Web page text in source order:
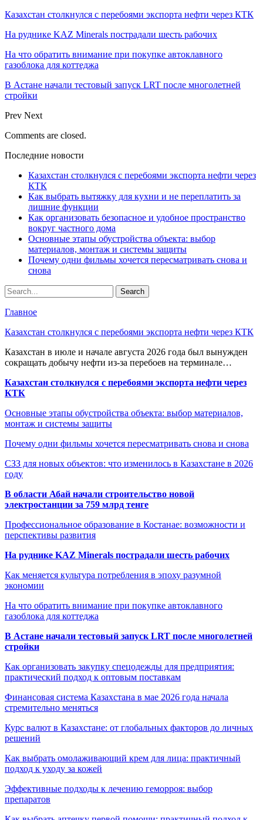
Казахстан столкнулся с перебоями экспорта нефти через КТК
На руднике KAZ Minerals пострадали шесть рабочих
На что обратить внимание при покупке автоклавного
газоблока для коттеджа
В Астане начали тестовый запуск LRT после многолетней
стройки
Prev Next
Comments are closed.
Последние новости
Казахстан столкнулся с перебоями экспорта нефти через
КТК
Как выбрать вытяжку для кухни и не переплатить за
лишние функции
Как организовать безопасное и удобное пространство
вокруг частного дома
Основные этапы обустройства объекта: выбор
материалов, монтаж и системы защиты
Почему одни фильмы хочется пересматривать снова и
снова
Главное
Казахстан столкнулся с перебоями экспорта нефти через КТК
Казахстан в июле и начале августа 2026 года был вынужден
сокращать добычу нефти из-за перебоев на терминале…
Казахстан столкнулся с перебоями экспорта нефти через
КТК
Основные этапы обустройства объекта: выбор материалов,
монтаж и системы защиты
Почему одни фильмы хочется пересматривать снова и снова
СЗЗ для новых объектов: что изменилось в Казахстане в 2026
году
В области Абай начали строительство новой
электростанции за 759 млрд тенге
Профессиональное образование в Костанае: возможности и
перспективы развития
На руднике KAZ Minerals пострадали шесть рабочих
Как меняется культура потребления в эпоху разумной
экономии
На что обратить внимание при покупке автоклавного
газоблока для коттеджа
В Астане начали тестовый запуск LRT после многолетней
стройки
Как организовать закупку спецодежды для предприятия:
практический подход к оптовым поставкам
Финансовая система Казахстана в мае 2026 года начала
стремительно меняться
Курс валют в Казахстане: от глобальных факторов до личных
решений
Как выбрать омолаживающий крем для лица: практичный
подход к уходу за кожей
Эффективные подходы к лечению геморроя: выбор
препаратов